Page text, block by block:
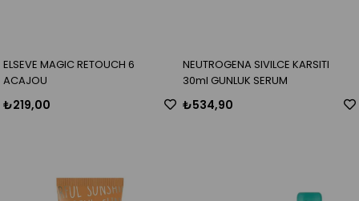
ELSEVE MAGIC RETOUCH 6
ACAJOU
₺219,00
NEUTROGENA SIVILCE KARSITI
30ml GUNLUK SERUM
₺534,90